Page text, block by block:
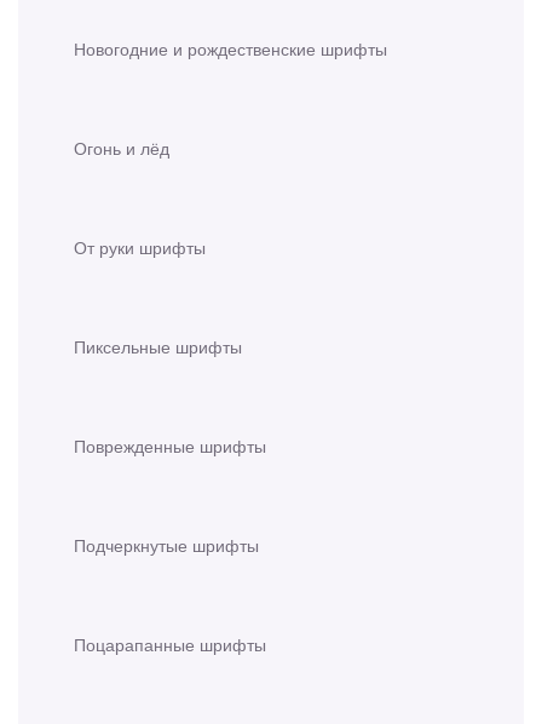
Новогодние и рождественские шрифты
Огонь и лёд
От руки шрифты
Пиксельные шрифты
Поврежденные шрифты
Подчеркнутые шрифты
Поцарапанные шрифты